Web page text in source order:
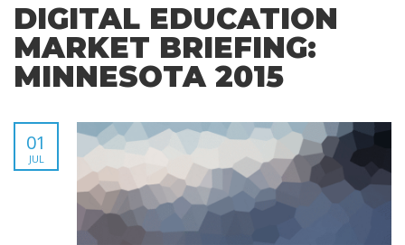
DIGITAL EDUCATION
MARKET BRIEFING:
MINNESOTA 2015
01
JUL